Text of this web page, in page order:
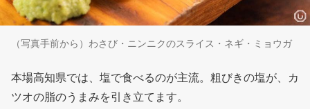
（写真手前から）わさび・ニンニクのスライス・ネギ・ミョウガ
本場高知県では、塩で食べるのが主流。粗びきの塩が、カ
ツオの脂のうまみを引き立てます。